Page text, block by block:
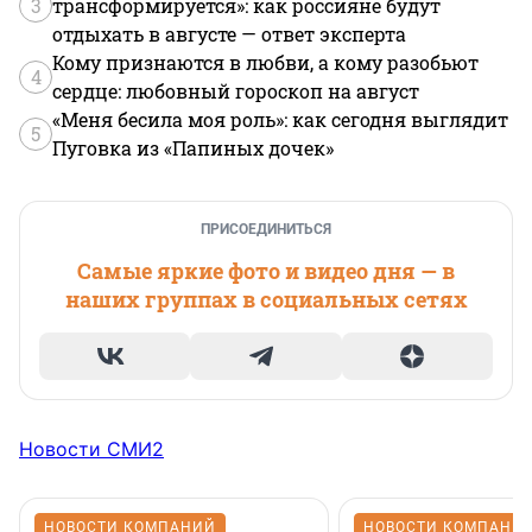
3 трансформируется»: как россияне будут
отдыхать в августе — ответ эксперта
4
Кому признаются в любви, а кому разобьют
сердце: любовный гороскоп на август
5
«Меня бесила моя роль»: как сегодня выглядит
Пуговка из «Папиных дочек»
ПРИСОЕДИНИТЬСЯ
Самые яркие фото и видео дня — в
наших группах в социальных сетях
Новости СМИ2
НОВОСТИ КОМПАНИЙ НОВОСТИ